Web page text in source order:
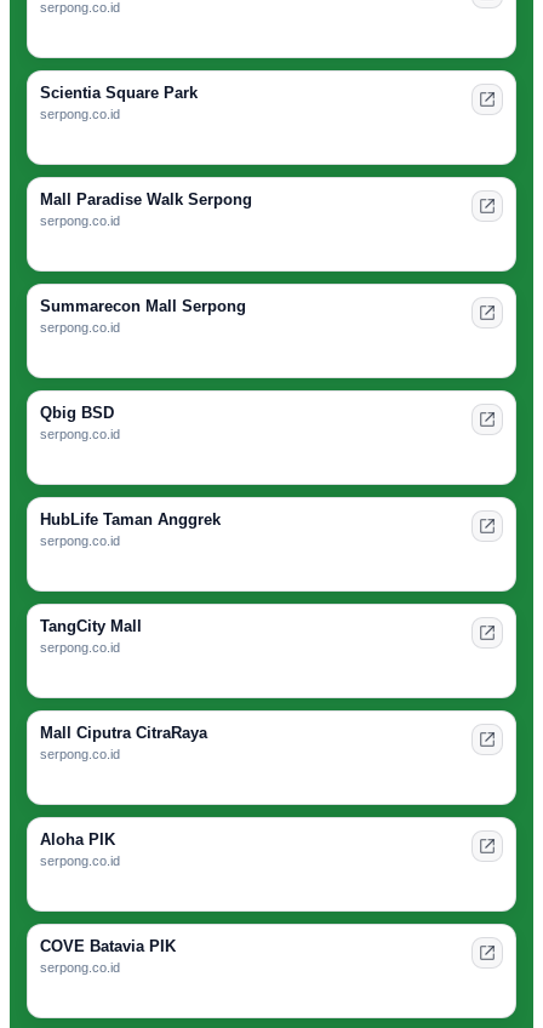
serpong.co.id
Scientia Square Park
serpong.co.id
Mall Paradise Walk Serpong
serpong.co.id
Summarecon Mall Serpong
serpong.co.id
Qbig BSD
serpong.co.id
HubLife Taman Anggrek
serpong.co.id
TangCity Mall
serpong.co.id
Mall Ciputra CitraRaya
serpong.co.id
Aloha PIK
serpong.co.id
COVE Batavia PIK
serpong.co.id